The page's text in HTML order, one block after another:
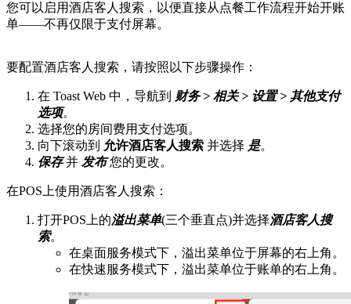
您可以启用酒店客人搜索，以便直接从点餐工作流程开始开账
单——不再仅限于支付屏幕。
要配置酒店客人搜索，请按照以下步骤操作：
在 Toast Web 中，导航到 财务 > 相关 > 设置 > 其他支付
选项。
选择您的房间费用支付选项。
向下滚动到 允许酒店客人搜索 并选择 是。
保存并 发布您的更改。
在POS上使用酒店客人搜索：
打开POS上的溢出菜单(三个垂直点)并选择酒店客人搜
索。
在桌面服务模式下，溢出菜单位于屏幕的右上角。
在快速服务模式下，溢出菜单位于账单的右上角。